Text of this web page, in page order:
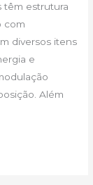
têm estrutura
com
diversos itens
e
Além